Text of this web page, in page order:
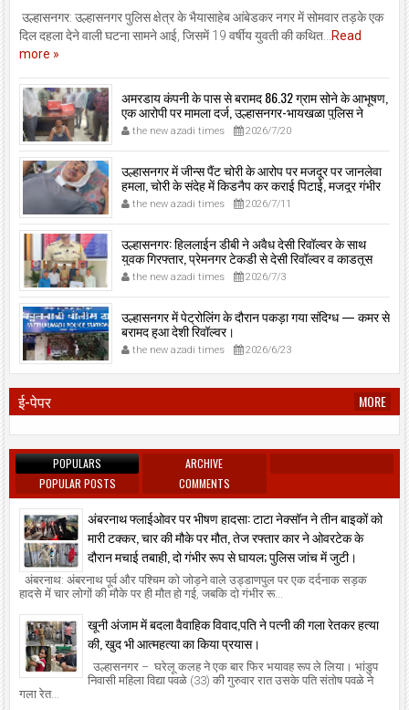
उल्हासनगर: उल्हासनगर पुलिस क्षेत्र के भैयासाहेब आंबेडकर नगर में सोमवार तड़के एक
दिल दहला देने वाली घटना सामने आई, जिसमें 19 वर्षीय युवती की कथित...
Read
more »
अमरडाय कंपनी के पास से बरामद 86.32 ग्राम सोने के आभूषण,
एक आरोपी पर मामला दर्ज, उल्हासनगर-भायखळा पुलिस ने
घरफोड़ियों के संबंध में एक आरोपी से महत्वपूर्ण पूछताछ के बाद
आरोपी के साथी के ठिकाने से 10,90,261 रुपये मूल्य के सोने के
आभूषण बरामद किए।
the new azadi times 2026/7/20
उल्हासनगर में जीन्स पैंट चोरी के आरोप पर मजदूर पर जानलेवा
हमला, चोरी के संदेह में किडनैप कर कराई पिटाई, मजदूर गंभीर
रूप से जख्मी।
the new azadi times 2026/7/11
उल्हासनगर: हिललाईन डीबी ने अवैध देसी रिवॉल्वर के साथ
युवक गिरफ्तार, प्रेमनगर टेकडी से देसी रिवॉल्वर व काडतूस
जप्त, इलीगल हथियार साथ पकड़ा गया युवक एक दिन की
पोलीस कोठडी में।
the new azadi times 2026/7/3
उल्हासनगर में पेट्रोलिंग के दौरान पकड़ा गया संदिग्ध — कमर से
बरामद हुआ देशी रिवॉल्वर।
the new azadi times 2026/6/23
ई-पेपर MORE
POPULARS
ARCHIVE
POPULAR POSTS
COMMENTS
अंबरनाथ फ्लाईओवर पर भीषण हादसा: टाटा नेक्सॉन ने तीन बाइकों को
मारी टक्कर, चार की मौके पर मौत, तेज रफ्तार कार ने ओवरटेक के
दौरान मचाई तबाही, दो गंभीर रूप से घायल; पुलिस जांच में जुटी।
अंबरनाथ: अंबरनाथ पूर्व और पश्चिम को जोड़ने वाले उड्डाणपुल पर एक दर्दनाक सड़क
हादसे में चार लोगों की मौके पर ही मौत हो गई, जबकि दो गंभीर रू...
खूनी अंजाम में बदला वैवाहिक विवाद,पति ने पत्नी की गला रेतकर हत्या
की, खुद भी आत्महत्या का किया प्रयास।
उल्हासनगर – घरेलू कलह ने एक बार फिर भयावह रूप ले लिया। भांडुप
निवासी महिला विद्या पवळे (33) की गुरुवार रात उसके पति संतोष पवळे ने
गला रेत...